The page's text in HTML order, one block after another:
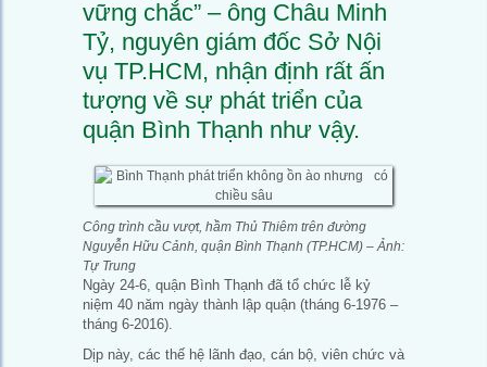
vững chắc” – ông Châu Minh
Tỷ, nguyên giám đốc Sở Nội
vụ TP.HCM, nhận định rất ấn
tượng về sự phát triển của
quận Bình Thạnh như vậy.
Công trình cầu vượt, hầm Thủ Thiêm trên đường
Nguyễn Hữu Cảnh, quận Bình Thạnh (TP.HCM) – Ảnh:
Tự Trung
Ngày 24-6, quận Bình Thạnh đã tổ chức lễ kỷ
niệm 40 năm ngày thành lập quận (tháng 6-1976 –
tháng 6-2016).
Dịp này, các thế hệ lãnh đạo, cán bộ, viên chức và